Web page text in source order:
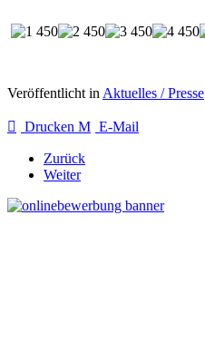
Veröffentlicht in Aktuelles / Presse
Drucken E-Mail
Zurück
Weiter